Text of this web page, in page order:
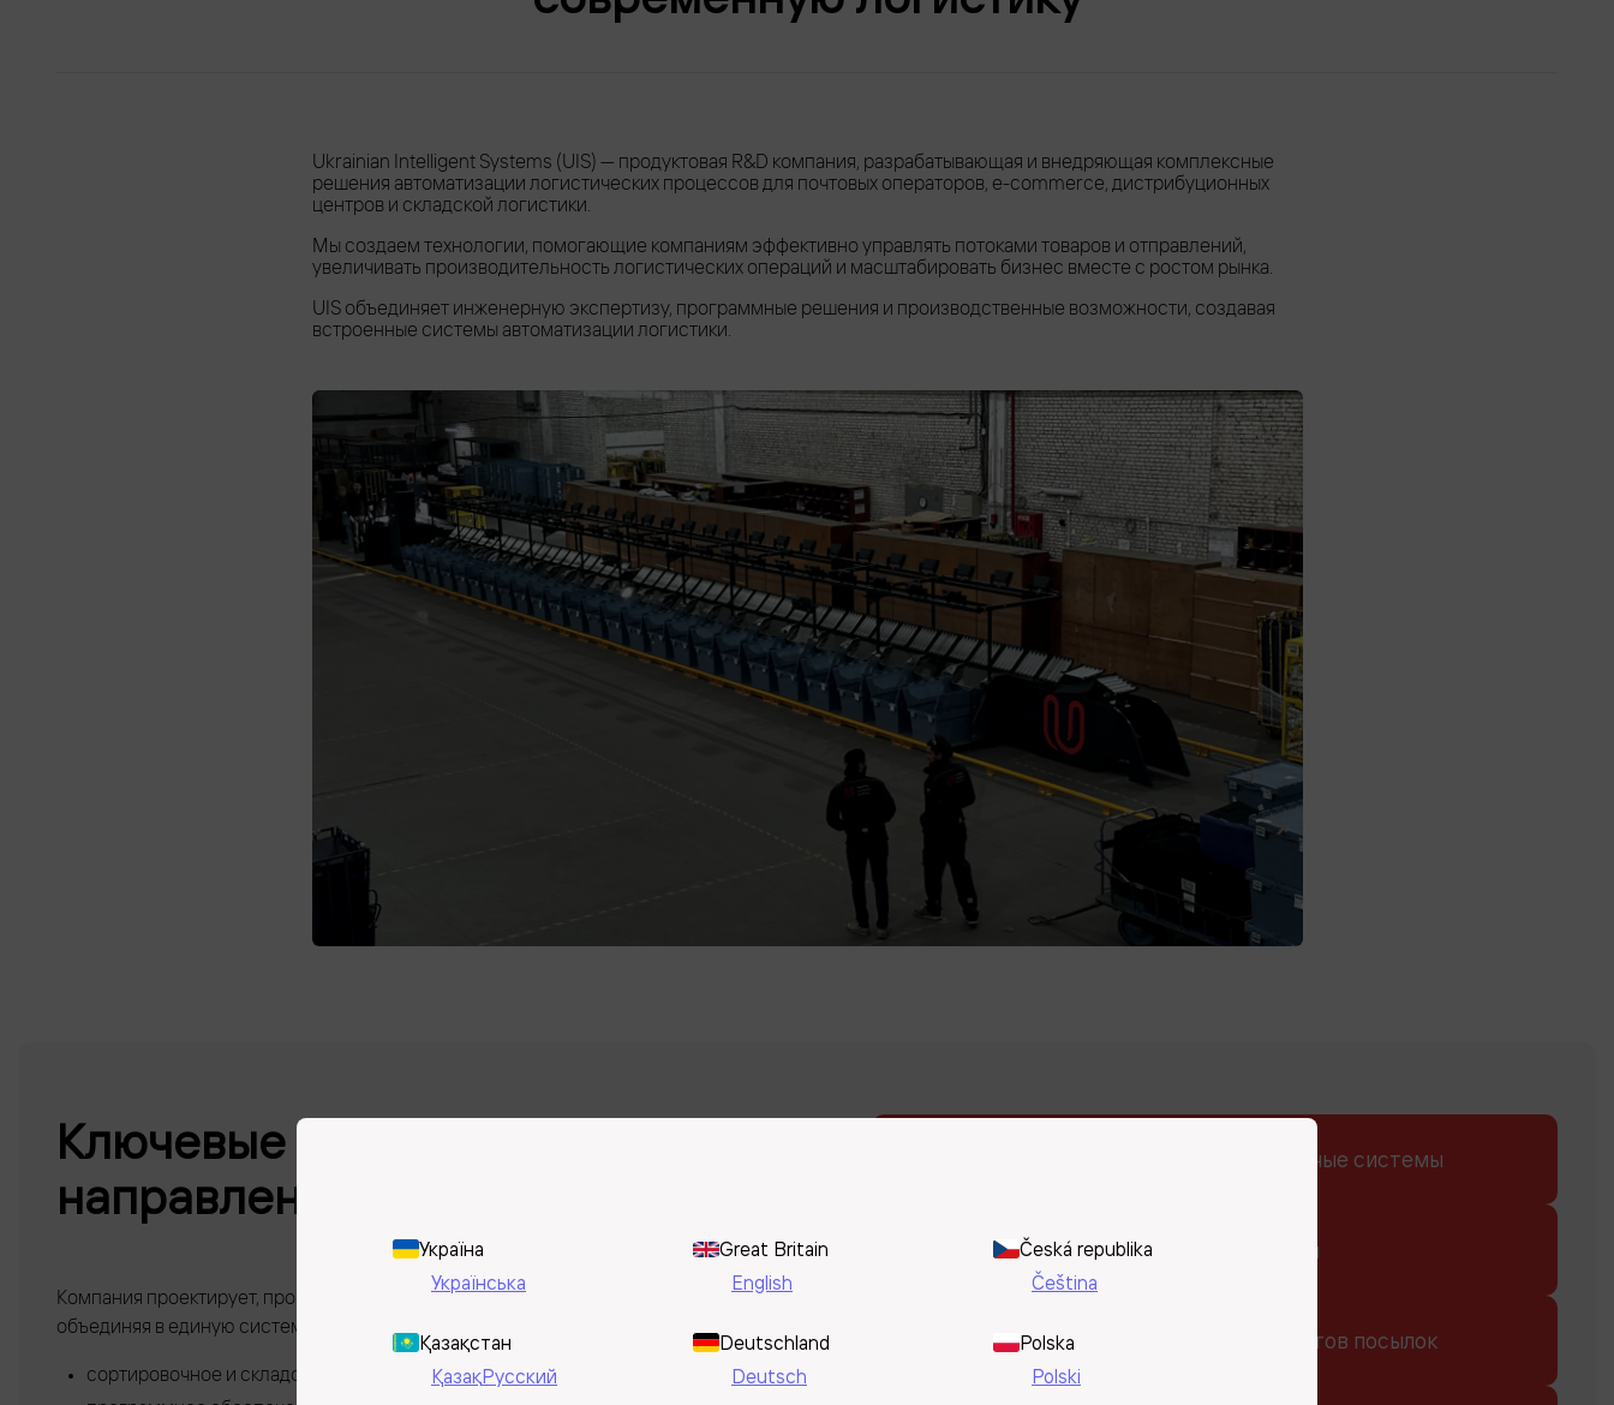
Ukrainian Intelligent Systems (UIS) — продуктовая R&D компания, разрабатывающая и внедряющая комплексные
решения автоматизации логистических процессов для почтовых операторов, e-commerce, дистрибуционных
центров и складской логистики.
Мы создаем технологии, помогающие компаниям эффективно управлять потоками товаров и отправлений,
увеличивать производительность логистических операций и масштабировать бизнес вместе с ростом рынка.
UIS объединяет инженерную экспертизу, программные решения и производственные возможности, создавая
встроенные системы автоматизации логистики.
Ключевые продукты и
направления деятельности
Компания проектирует, производит и внедряет комплексные логистические решения,
объединяя в единую систему:
сортировочное и складское оборудование
Автоматизированные сортировочные системы
Pick-to-Light / Put-to-Light системы
Системы измерения веса и габаритов посылок
Україна
Українська
Great Britain
English
Česká republika
Čeština
Қазақстан
ҚазақРусский
Deutschland
Deutsch
Polska
Polski